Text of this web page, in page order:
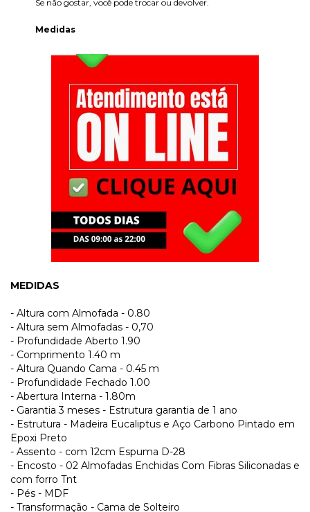
Se não gostar, você pode trocar ou devolver.
Medidas
MEDIDAS
- Altura com Almofada - 0.80
- Altura sem Almofadas - 0,70
- Profundidade Aberto 1.90
- Comprimento 1.40 m
- Altura Quando Cama - 0.45 m
- Profundidade Fechado 1.00
- Abertura Interna - 1.80m
- Garantia 3 meses - Estrutura garantia de 1 ano
- Estrutura - Madeira Eucaliptus e Aço Carbono Pintado em
Epoxi Preto
- Assento - com 12cm Espuma D-28
- Encosto - 02 Almofadas Enchidas Com Fibras Siliconadas e
com forro Tnt
- Pés - MDF
- Transformação - Cama de Solteiro